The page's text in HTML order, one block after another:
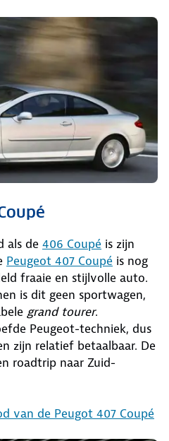
als de 406 Coupé is zijn
Peugeot 407 Coupé is nog
fraaie en stijlvolle auto.
is dit geen sportwagen,
grand tourer.
Peugeot-techniek, dus
zijn relatief betaalbaar. De
roadtrip naar Zuid-
van de Peugot 407 Coupé